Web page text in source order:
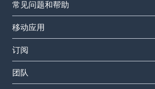
常见问题和帮助
移动应用
订阅
团队